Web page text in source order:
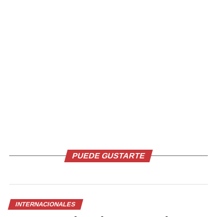
Me gusta esto:
PUEDE GUSTARTE
INTERNACIONALES